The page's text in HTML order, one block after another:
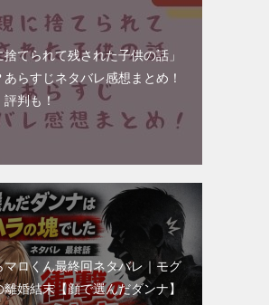
捨てられて残された子供の話」
あらすじネタバレ感想まとめ！
評判も！
マロくん最終回ネタバレ｜モグ
離婚結末【顔で選んだダンナ】